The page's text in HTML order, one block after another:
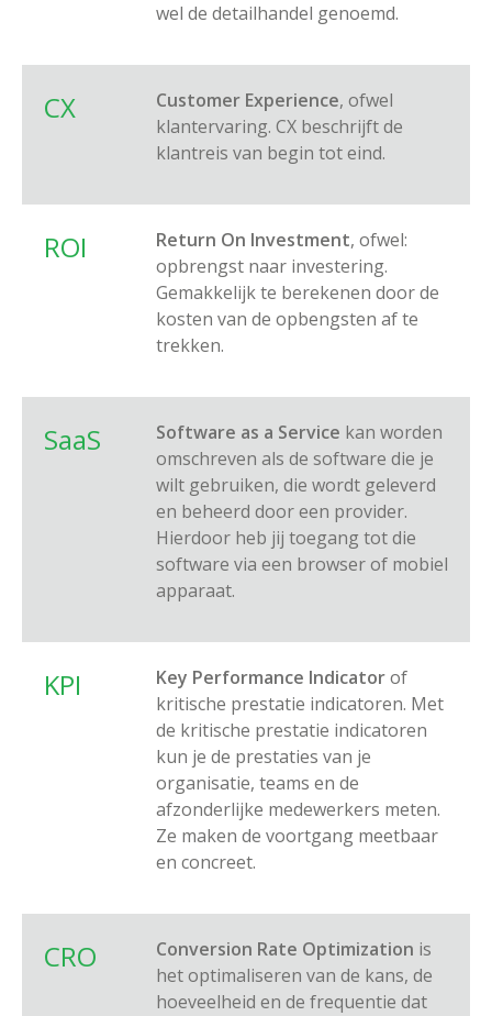
wel de detailhandel genoemd.
CX Customer Experience, ofwel
klantervaring. CX beschrijft de
klantreis van begin tot eind.
ROI Return On Investment, ofwel:
opbrengst naar investering.
Gemakkelijk te berekenen door de
kosten van de opbengsten af te
trekken.
SaaS Software as a Service kan worden
omschreven als de software die je
wilt gebruiken, die wordt geleverd
en beheerd door een provider.
Hierdoor heb jij toegang tot die
software via een browser of mobiel
apparaat.
KPI Key Performance Indicatorof
kritische prestatie indicatoren. Met
de kritische prestatie indicatoren
kun je de prestaties van je
organisatie, teams en de
afzonderlijke medewerkers meten.
Ze maken de voortgang meetbaar
en concreet.
CRO Conversion Rate Optimization is
het optimaliseren van de kans, de
hoeveelheid en de frequentie dat